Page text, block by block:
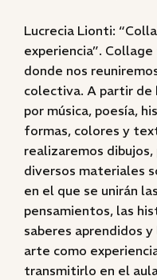
Lucrecia Lionti:
experiencia”.
donde nos
colectiva. A partir de
por música, poesía,
formas, colores y
realizaremos
diversos materiales
en el que se unirán
pensamientos, las
saberes aprendidos
arte como
transmitirlo en el